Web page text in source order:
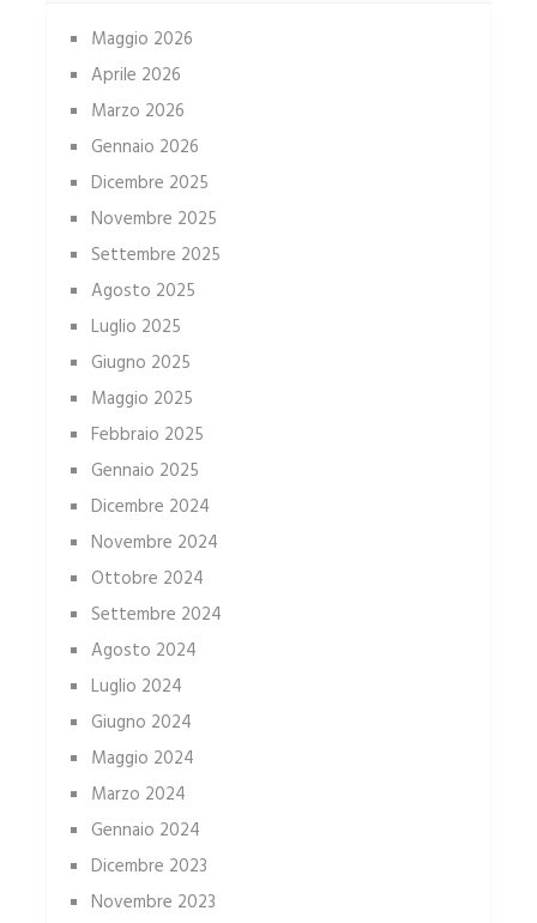
Maggio 2026
Aprile 2026
Marzo 2026
Gennaio 2026
Dicembre 2025
Novembre 2025
Settembre 2025
Agosto 2025
Luglio 2025
Giugno 2025
Maggio 2025
Febbraio 2025
Gennaio 2025
Dicembre 2024
Novembre 2024
Ottobre 2024
Settembre 2024
Agosto 2024
Luglio 2024
Giugno 2024
Maggio 2024
Marzo 2024
Gennaio 2024
Dicembre 2023
Novembre 2023